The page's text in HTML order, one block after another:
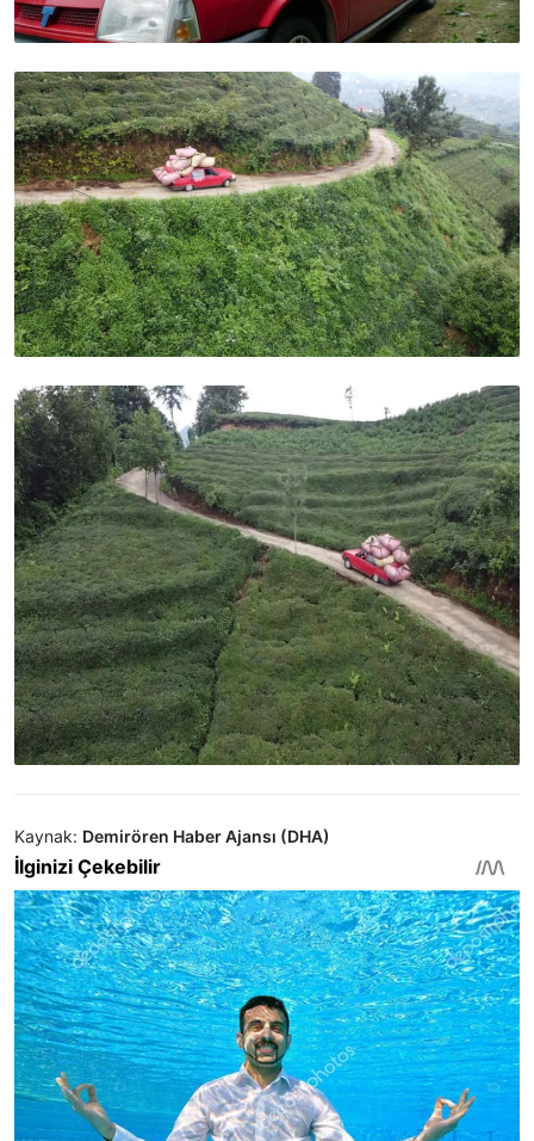
Kaynak: Demirören Haber Ajansı (DHA)